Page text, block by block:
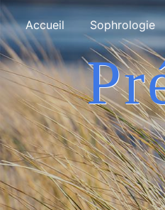
Accueil Sophrologie
Préparation aux examens La
Panneau de gestion des cookies